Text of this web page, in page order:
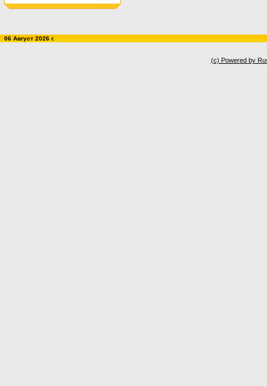
06 Август 2026 г.
(c) Powered by